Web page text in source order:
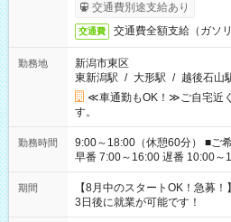
交通費別途支給あり
交通費 交通費全額支給（ガソ
勤務地
新潟市東区
東新潟駅 / 大形駅 / 越後石山
≪車通勤もOK！≫ご自宅近
す。
勤務時間
9:00～18:00（休憩60分） ■ご希望があれば下記シフトもOK！
早番 7:00～16:00 遅番 10:00～
と休みを合わせたい」 「余裕
「できれば残業はしたくない
ね。 ※Wワーク希望の方へ 今ご覧のお仕事で希望する勤務時間
と、もう1つのお仕事の勤務時
期間
【8月中のスタートOK！急募
3日後に就業が可能です！